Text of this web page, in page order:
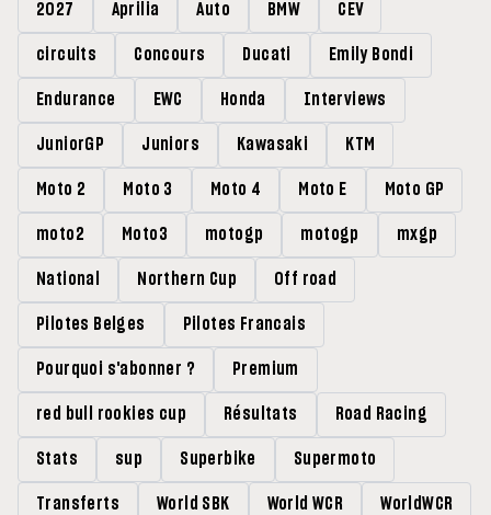
2027 Aprilia Auto BMW CEV
circuits Concours Ducati Emily Bondi
Endurance EWC Honda Interviews
JuniorGP Juniors Kawasaki KTM
Moto 2 Moto 3 Moto 4 Moto E Moto GP
moto2 Moto3 motogp motogp mxgp
National Northern Cup Off road
Pilotes Belges Pilotes Francais
Pourquoi s'abonner ? Premium
red bull rookies cup Résultats Road Racing
Stats sup Superbike Supermoto
Transferts World SBK World WCR WorldWCR